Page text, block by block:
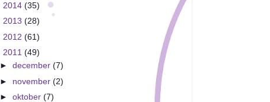
2014 (35)
2013 (28)
2012 (61)
2011 (49)
►december(7)
► november(2)
►oktober(7)